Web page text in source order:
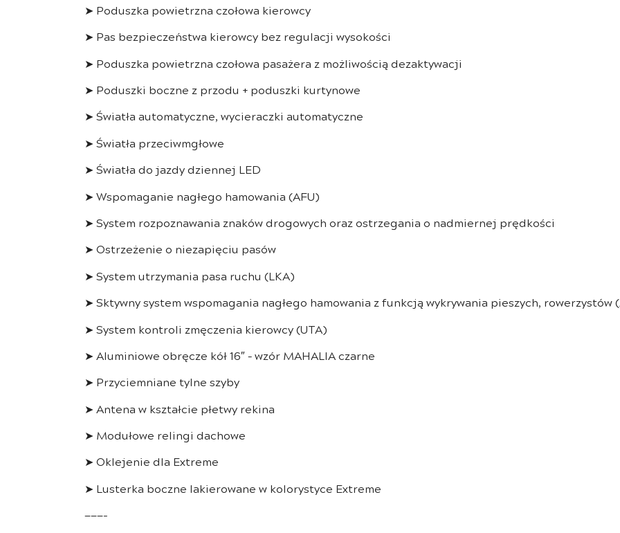
➤ Poduszka powietrzna czołowa kierowcy
➤ Pas bezpieczeństwa kierowcy bez regulacji wysokości
➤ Poduszka powietrzna czołowa pasażera z możliwością dezaktywacji
➤ Poduszki boczne z przodu + poduszki kurtynowe
➤ Światła automatyczne, wycieraczki automatyczne
➤ Światła przeciwmgłowe
➤ Światła do jazdy dziennej LED
➤ Wspomaganie nagłego hamowania (AFU)
➤ System rozpoznawania znaków drogowych oraz ostrzegania o nadmiernej prędkości
➤ Ostrzeżenie o niezapięciu pasów
➤ System utrzymania pasa ruchu (LKA)
➤ Sktywny system wspomagania nagłego hamowania z funkcją wykrywania pieszych, rowerzystów
➤ System kontroli zmęczenia kierowcy (UTA)
➤ Aluminiowe obręcze kół 16″ – wzór MAHALIA czarne
➤ Przyciemniane tylne szyby
➤ Antena w kształcie płetwy rekina
➤ Modułowe relingi dachowe
➤ Oklejenie dla Extreme
➤ Lusterka boczne lakierowane w kolorystyce Extreme
———-